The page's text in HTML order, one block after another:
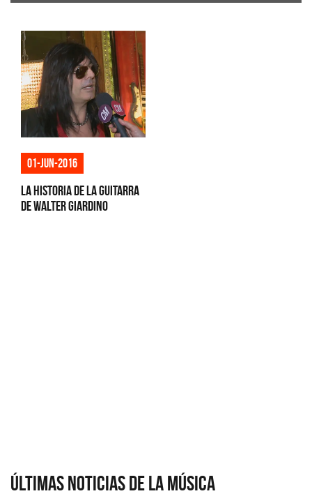
01-jun-2016
La historia de la guitarra
de Walter Giardino
Últimas Noticias de la Música